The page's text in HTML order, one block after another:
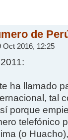
de
Oct 2016, 12:25
ha llamado
tal
porque
telefónico
(o